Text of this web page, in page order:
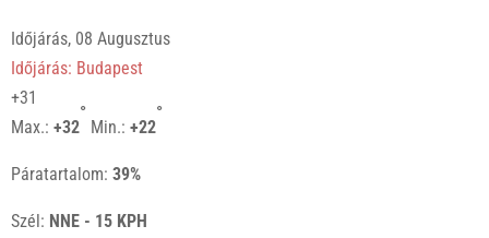
Időjárás, 08 Augusztus
Időjárás: Budapest
+31
Max.:+32
°
Min.:+22
°
Páratartalom:39%
Szél: NNE - 15 KPH